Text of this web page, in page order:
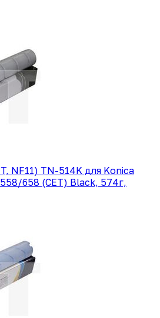
NF11) TN-514K для Konica
658 (CET) Black, 574г,